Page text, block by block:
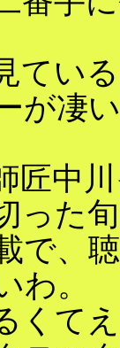
てい
が凄
匠中
った
で、
わ。
くて